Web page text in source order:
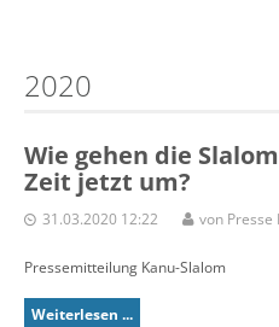
2020
Wie gehen die
Zeit jetzt um?
31.03.2020 12:22 von Presse
Pressemitteilung Kanu-Slalom
Weiterlesen ...